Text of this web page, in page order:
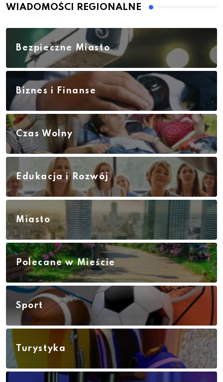
WIADOMOŚCI REGIONALNE
Bezpieczne Miasto
Biznes i Finanse
Czas Wolny
Edukacja i Rozwój
Miasto
Polecane w Mieście
Sport
Turystyka